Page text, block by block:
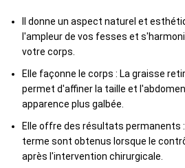
Il donne un aspect naturel et
l'ampleur de vos fesses et
votre corps.
Elle façonne le corps : La graisse
permet d'affiner la taille et
apparence plus galbée.
Elle offre des résultats permanents
terme sont obtenus lorsque le
après l'intervention chirurgicale.